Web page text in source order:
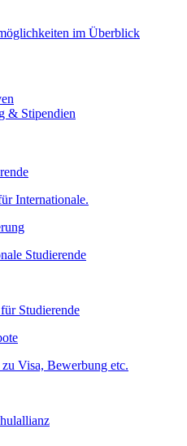
im Überblick
& Stipendien
Internationale.
Studierende
Studierende
Visa, Bewerbung etc.